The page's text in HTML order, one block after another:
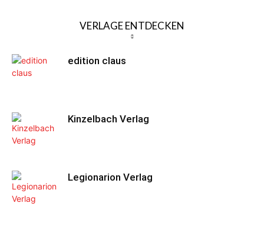
VERLAGE ENTDECKEN
edition claus
Kinzelbach Verlag
Legionarion Verlag